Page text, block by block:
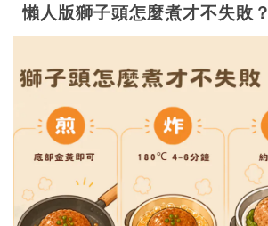
懶人版獅子頭怎麼煮才不失敗？